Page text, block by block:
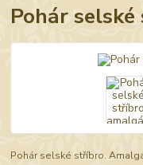
Pohár
Pohár selské stříbro.